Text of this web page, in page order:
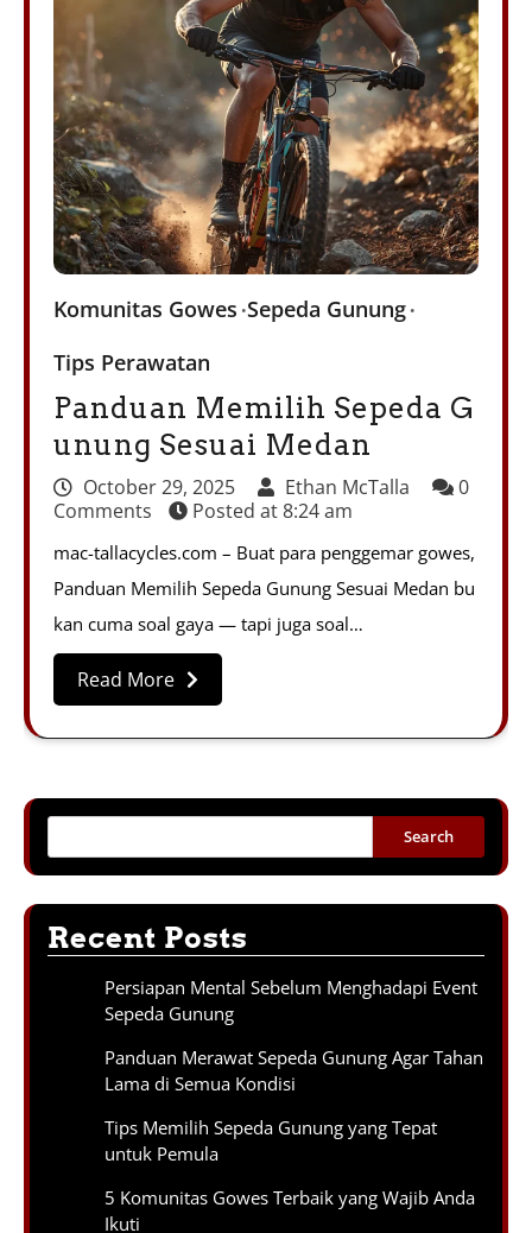
Komunitas Gowes Sepeda Gunung
Tips Perawatan
Panduan Memilih Sepeda G
unung Sesuai Medan
October 29, 2025 Ethan McTalla
0
Comments
Posted at8:24 am
mac-tallacycles.com – Buat para penggemar gowes,
Panduan Memilih Sepeda Gunung Sesuai Medan bu
kan cuma soal gaya — tapi juga soal…
Read More
Search
Recent Posts
Persiapan Mental Sebelum Menghadapi Event
Sepeda Gunung
Panduan Merawat Sepeda Gunung Agar Tahan
Lama di Semua Kondisi
Tips Memilih Sepeda Gunung yang Tepat
untuk Pemula
5 Komunitas Gowes Terbaik yang Wajib Anda
Ikuti